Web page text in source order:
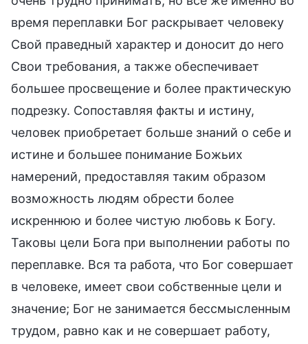
время переплавки Бог раскрывает человеку
Свой праведный характер и доносит до него
Свои требования, а также обеспечивает
большее просвещение и более практическую
подрезку. Сопоставляя факты и истину,
человек приобретает больше знаний о себе и
истине и большее понимание Божьих
намерений, предоставляя таким образом
возможность людям обрести более
искреннюю и более чистую любовь к Богу.
Таковы цели Бога при выполнении работы по
переплавке. Вся та работа, что Бог совершает
в человеке, имеет свои собственные цели и
значение; Бог не занимается бессмысленным
трудом, равно как и не совершает работу,